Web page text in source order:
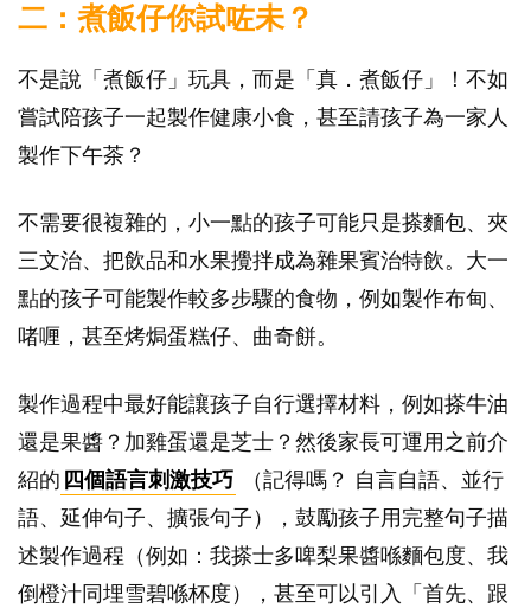
二：煮飯仔你試咗未？
不是說「煮飯仔」玩具，而是「真．煮飯仔」！不如
嘗試陪孩子一起製作健康小食，甚至請孩子為一家人
製作下午茶？
不需要很複雜的，小一點的孩子可能只是搽麵包、夾
三文治、把飲品和水果攪拌成為雜果賓治特飲。大一
點的孩子可能製作較多步驟的食物，例如製作布甸、
啫喱，甚至烤焗蛋糕仔、曲奇餅。
製作過程中最好能讓孩子自行選擇材料，例如搽牛油
還是果醬？加雞蛋還是芝士？然後家長可運用之前介
紹的 四個語言刺激技巧 （記得嗎？ 自言自語、並行
語、延伸句子、擴張句子），鼓勵孩子用完整句子描
述製作過程（例如：我搽士多啤梨果醬喺麵包度、我
倒橙汁同埋雪碧喺杯度），甚至可以引入「首先、跟